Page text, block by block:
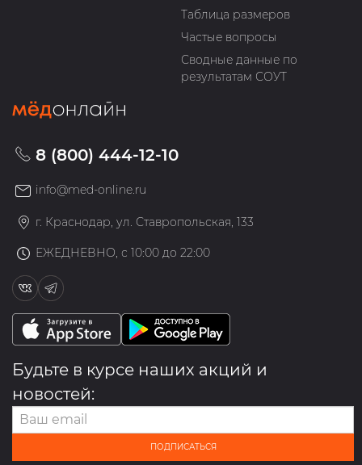
Таблица размеров
Частые вопросы
Сводные данные по
результатам СОУТ
8 (800) 444-12-10
info@med-online.ru
г. Краснодар, ул. Ставропольская, 133
ЕЖЕДНЕВНО, с 10:00 до 22:00
Будьте в курсе наших акций и
новостей:
ПОДПИСАТЬСЯ